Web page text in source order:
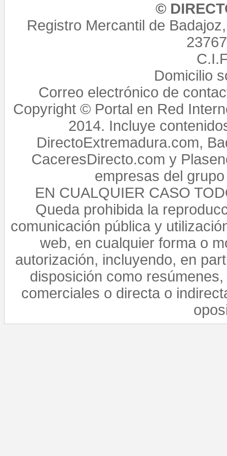
©
Registro Mercantil de
Domicilio
Correo electrónico de
Copyright © Portal en Red
2014. Incluye
DirectoExtremadura.com,
CaceresDirecto.com y
empresas del
EN CUALQUIER CASO
Queda prohibida la
comunicación pública y
web, en cualquier forma o
autorización, incluyendo, en
disposición como
comerciales o directa o